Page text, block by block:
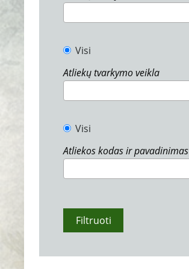
Visi
Atliekų tvarkymo veikla
Visi
Atliekos kodas ir pavadinimas
Filtruoti